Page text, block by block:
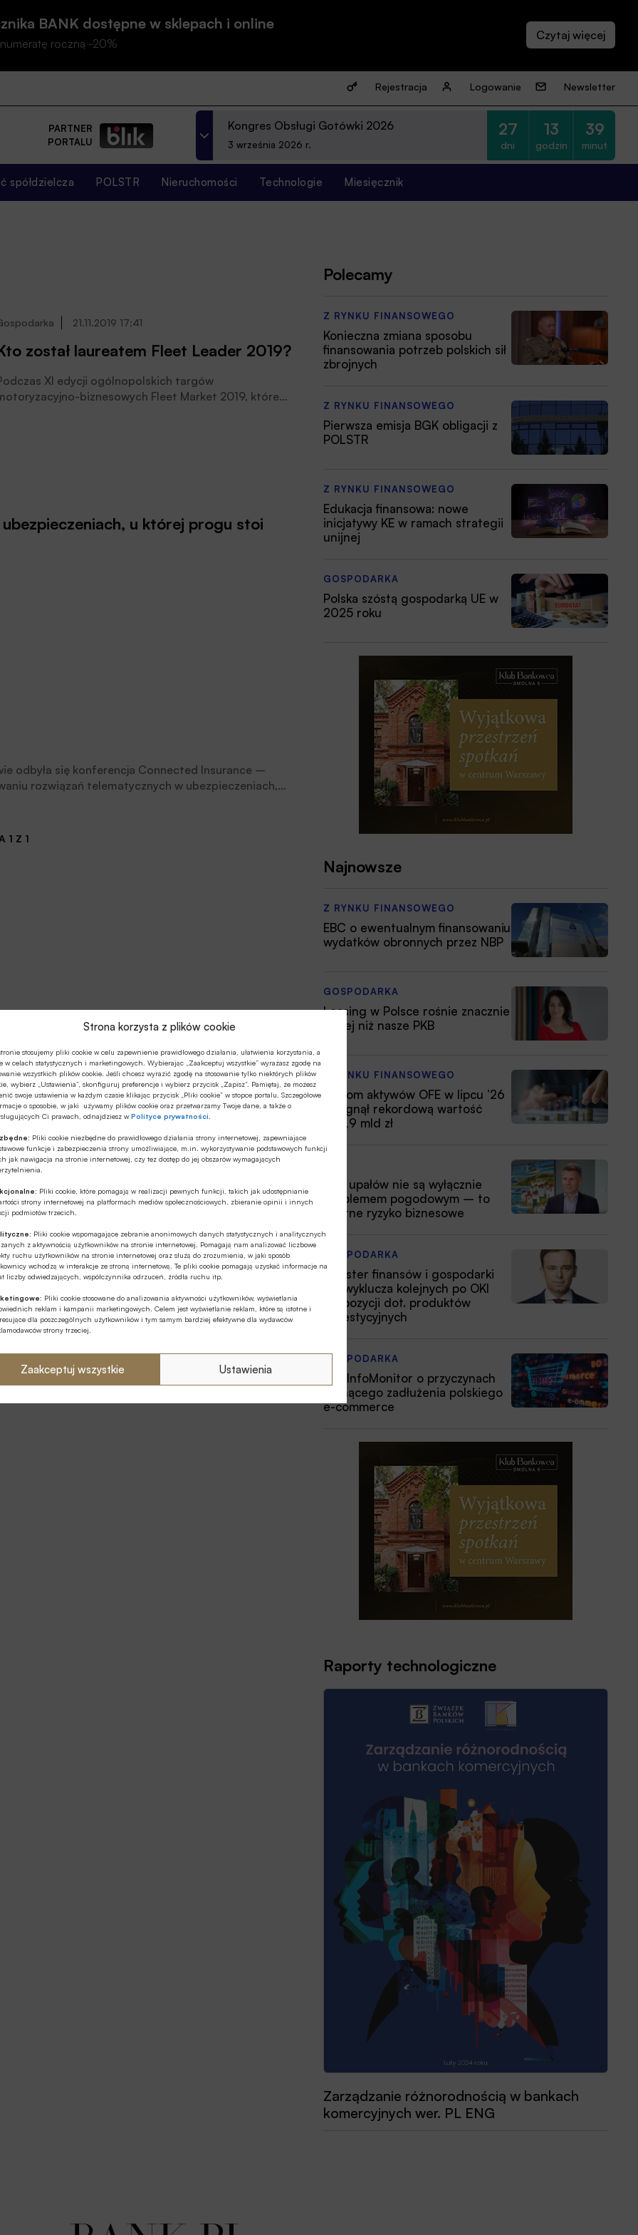
Strona korzysta z plików cookie
stosujemy pliki cookie w celu zapewnienie prawidłowego działania, ułatwienia korzystania, a
w celach statystycznych i marketingowych. Wybierając „Zaakceptuj wszystkie” wyrażasz zgodę na
wszystkich plików cookie. Jeśli chcesz wyrazić zgodę na stosowanie tylko niektórych plików
wybierz „Ustawienia”, skonfiguruj preferencje i wybierz przycisk „Zapisz”. Pamiętaj, że możesz
swoje ustawienia w każdym czasie klikając przycisk „Pliki cookie” w stopce portalu. Szczegółowe
o sposobie, w jaki używamy plików cookie oraz przetwarzamy Twoje dane, a także o
Ci prawach, odnajdziesz wPolityce prywatności
Pliki cookie niezbędne do prawidłowego działania strony internetowej, zapewniające
funkcje i zabezpieczenia strony umożliwiające, m.in. wykorzystywanie podstawowych funkcji
jak nawigacja na stronie internetowej, czy tez dostęp do jej obszarów wymagających
Pliki cookie, które pomagają w realizacji pewnych funkcji, takich jak udostępnianie
strony internetowej na platformach mediów społecznościowych, zbieranie opinii i innych
podmiotów trzecich.
Pliki cookie wspomagające zebranie anonimowych danych statystycznych i analitycznych
z aktywnością użytkowników na stronie internetowej. Pomagają nam analizować liczbowe
ruchu użytkowników na stronie internetowej oraz służą do zrozumienia, w jaki sposób
wchodzą w interakcje ze stroną internetową. Te pliki cookie pomagają uzyskać informacje na
liczby odwiedzających, współczynnika odrzuceń, źródła ruchu itp.
Pliki cookie stosowane do analizowania aktywności użytkowników, wyświetlania
reklam i kampanii marketingowych. Celem jest wyświetlanie reklam, które są istotne i
dla poszczególnych użytkowników i tym samym bardziej efektywne dla wydawców
strony trzeciej.
Zaakceptuj wszystkie Ustawienia
BANK dostępne w sklepach i online
roczną -20%
Rejestracja Logowanie Newsletter
PARTNER
PORTALU
Kongres Obsługi Gotówki 2026
3 września 2026 r.
27
dni
13
godzin
39
minut
spółdzielcza POLSTR Nieruchomości Technologie Miesięcznik
21.11.2019 17:41
został laureatem Fleet Leader 2019?
XI edycji ogólnopolskich targów
biznesowych Fleet Market 2019, które
u której progu stoi
odbyła się konferencja Connected Insurance –
rozwiązań telematycznych w ubezpieczeniach,
1 Z 1
Polecamy
Z RYNKU FINANSOWEGO
Konieczna zmiana sposobu
finansowania potrzeb polskich sił
zbrojnych
Z RYNKU FINANSOWEGO
Pierwsza emisja BGK obligacji z
POLSTR
Z RYNKU FINANSOWEGO
Edukacja finansowa: nowe
inicjatywy KE w ramach strategii
unijnej
GOSPODARKA
Polska szóstą gospodarką UE w
2025 roku
Najnowsze
Z RYNKU FINANSOWEGO
EBC o ewentualnym finansowaniu
wydatków obronnych przez NBP
GOSPODARKA
Leasing w Polsce rośnie znacznie
silniej niż nasze PKB
Z RYNKU FINANSOWEGO
Poziom aktywów OFE w lipcu ’26
osiągnął rekordową wartość
354,9 mld zł
Fale upałów nie są wyłącznie
problemem pogodowym – to
istotne ryzyko biznesowe
GOSPODARKA
Minister finansów i gospodarki
nie wyklucza kolejnych po OKI
propozycji dot. produktów
inwestycyjnych
GOSPODARKA
BIG InfoMonitor o przyczynach
rosnącego zadłużenia polskiego
e-commerce
Raporty technologiczne
Zarządzanie różnorodnością w bankach
komercyjnych wer. PL ENG